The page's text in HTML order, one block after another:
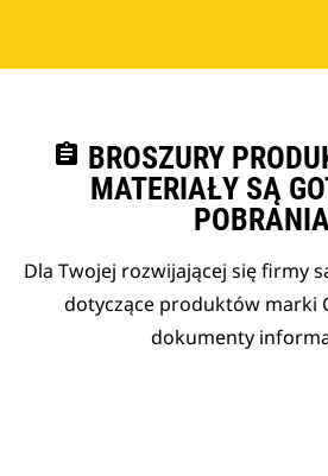
assignment BROSZURY
MATERIAŁY SĄ
Dla Twojej rozwijającej się firmy
dotyczące produktów marki
dokumenty